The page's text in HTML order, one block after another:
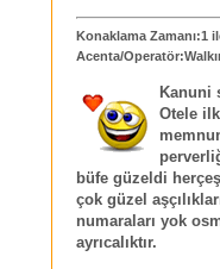
Konaklama Zamanı:1
Acenta/
Kanuni
Otele
büfe güzeldi
çok güzel
numaraları yok
ayrıcalıktır.